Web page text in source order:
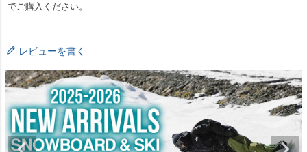
でご購入ください。
レビューを書く